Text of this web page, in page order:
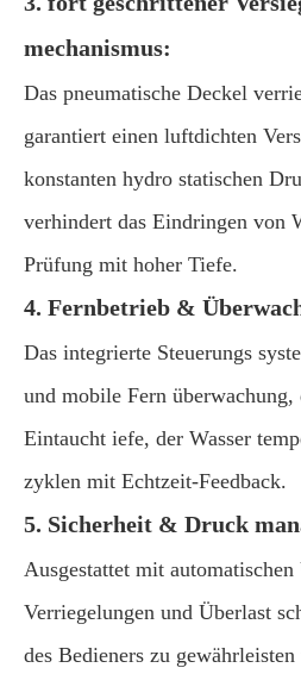
mechanismus:
Das pneumatische Deckel
garantiert einen luftdichten
konstanten hydro statischen
verhindert das Eindringen von
Prüfung mit hoher Tiefe.
4. Fernbetrieb &
Das integrierte Steuerungs
und mobile Fern
Eintaucht iefe, der Wasser
zyklen mit Echtzeit-Feedback.
5. Sicherheit & Druck
Ausgestattet mit
Verriegelungen und Überlast
des Bedieners zu